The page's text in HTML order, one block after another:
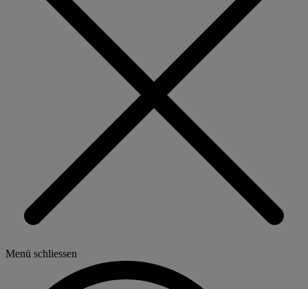
Menü schliessen